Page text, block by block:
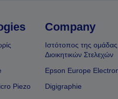
Piezo
Company
Ιστότοπος της ομάδας
Διοικητικών Στελεχών
Epson Europe
Digigraphie